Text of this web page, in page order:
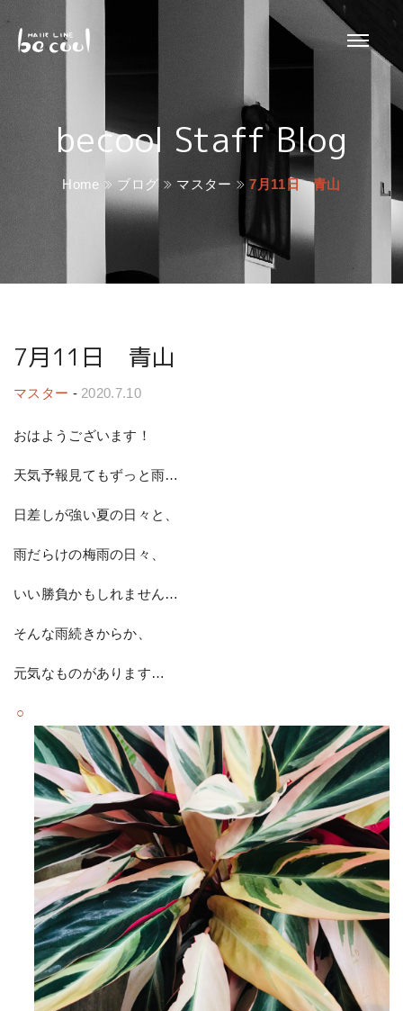
becool Staff Blog
Home ブログ マスター 7月11日 青山
7月11日 青山
マスター - 2020.7.10
おはようございます！
天気予報見てもずっと雨…
日差しが強い夏の日々と、
雨だらけの梅雨の日々、
いい勝負かもしれません…
そんな雨続きからか、
元気なものがあります…